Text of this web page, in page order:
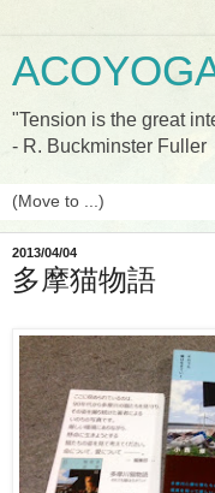
"Tension is the great
- R. Buckminster Fuller
2013/04/04
多摩猫物語